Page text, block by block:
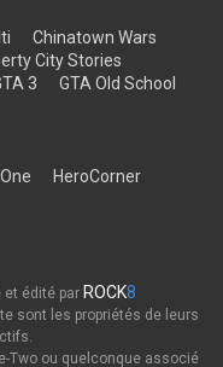
Chinatown Wars
City Stories
3
GTA Old School
HeroCorner
et édité par ROCK8
sont les propriétés de leurs
Two ou quelconque associé